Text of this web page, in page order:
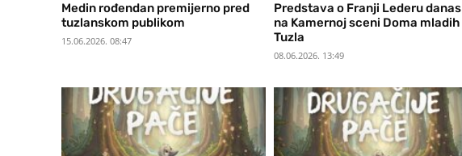
Medin rođendan premijerno pred
tuzlanskom publikom
15.06.2026. 08:47
Predstava o Franji Lederu danas
na Kamernoj sceni Doma mladih
Tuzla
08.06.2026. 13:49